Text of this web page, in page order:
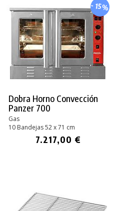
- 15%
Dobra Horno Convección
Panzer 700
Gas
10 Bandejas 52 x 71 cm
7.217,00 €